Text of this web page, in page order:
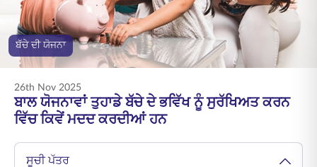
ENGLISH
ਆਨਲਾਈਨ ਖਰੀਦੋ ਪ੍ਰੀਮੀਅਮ ਭਰੋ
ਬੱਚੇ ਦੀ ਯੋਜਨਾ
26th Nov 2025
ਬਾਲ ਯੋਜਨਾਵਾਂ ਤੁਹਾਡੇ ਬੱਚੇ ਦੇ ਭਵਿੱਖ ਨੂੰ ਸੁਰੱਖਿਅਤ ਕਰਨ
ਵਿੱਚ ਕਿਵੇਂ ਮਦਦ ਕਰਦੀਆਂ ਹਨ
ਸੂਚੀ ਪੱਤਰ